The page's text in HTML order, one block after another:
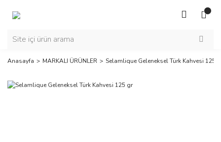
Anasayfa MARKALI ÜRÜNLER Selamlique Geleneksel Türk Kahvesi 125